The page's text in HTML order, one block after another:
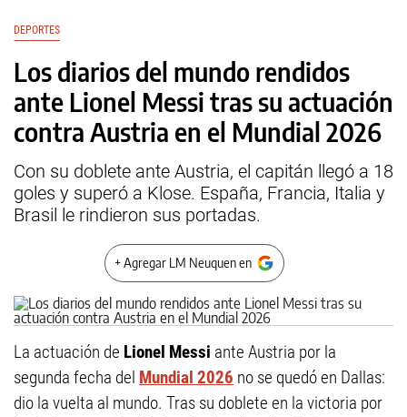
DEPORTES
Los diarios del mundo rendidos
ante Lionel Messi tras su actuación
contra Austria en el Mundial 2026
Con su doblete ante Austria, el capitán llegó a 18
goles y superó a Klose. España, Francia, Italia y
Brasil le rindieron sus portadas.
+ Agregar LM Neuquen en
La actuación de Lionel Messi ante Austria por la
segunda fecha del Mundial 2026 no se quedó en Dallas:
dio la vuelta al mundo. Tras su doblete en la victoria por